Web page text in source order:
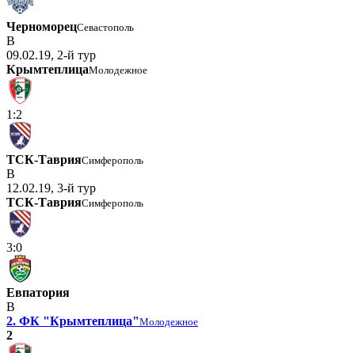
ЧерноморецСевастополь
В
09.02.19, 2-й тур
КрымтеплицаМолодежное
1:2
ТСК-ТаврияСимферополь
В
12.02.19, 3-й тур
ТСК-ТаврияСимферополь
3:0
Евпатория
В
2. ФК "Крымтеплица"Молодежное
2